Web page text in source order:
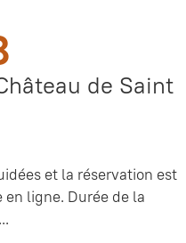
de Saint
et la réservation est
ligne. Durée de la